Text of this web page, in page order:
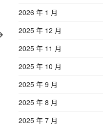
2026 年 1 月
2025 年 12 月
2025 年 11 月
2025 年 10 月
2025 年 9 月
2025 年 8 月
2025 年 7 月